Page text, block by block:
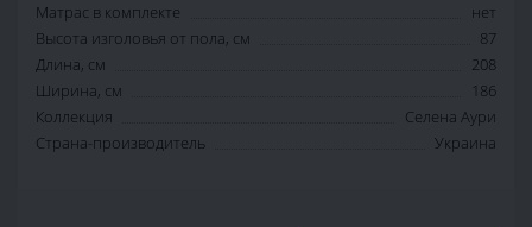
Матрас в комплекте
нет
Высота изголовья от пола, см
87
Длина, см
208
Ширина, см
186
Коллекция
Селена Аури
Страна-производитель
Украина